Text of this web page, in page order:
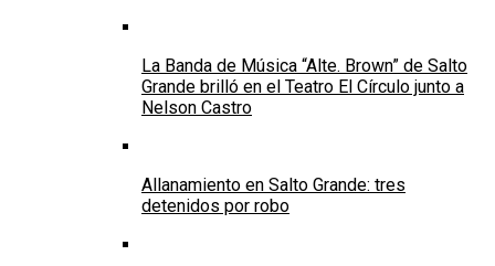
La Banda de Música “Alte. Brown” de Salto
Grande brilló en el Teatro El Círculo junto a
Nelson Castro
Allanamiento en Salto Grande: tres
detenidos por robo